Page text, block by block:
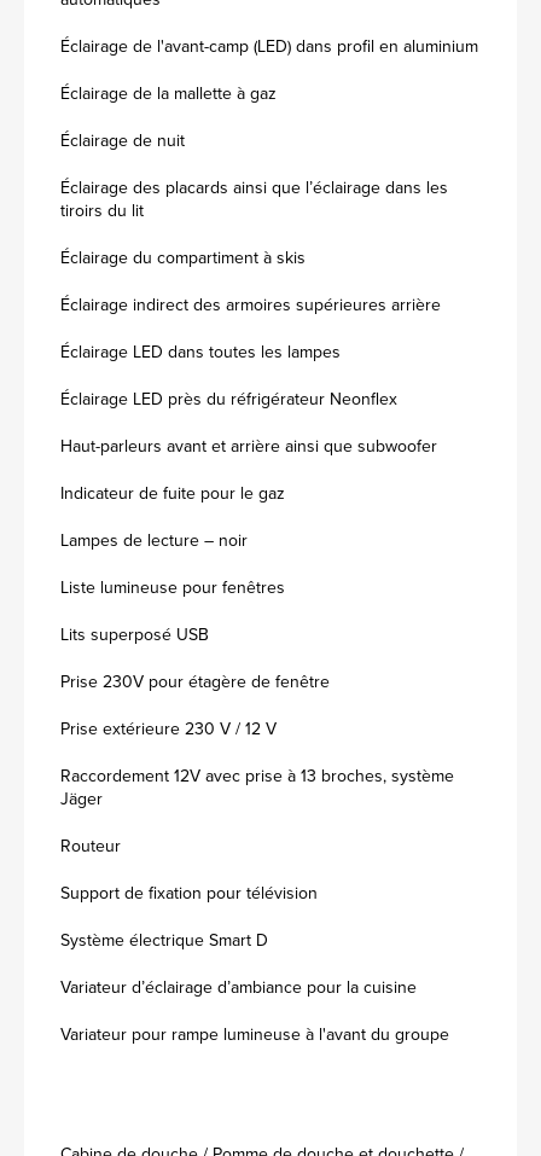
Éclairage de l'avant-camp (LED) dans profil en aluminium
Éclairage de la mallette à gaz
Éclairage de nuit
Éclairage des placards ainsi que l’éclairage dans les
tiroirs du lit
Éclairage du compartiment à skis
Éclairage indirect des armoires supérieures arrière
Éclairage LED dans toutes les lampes
Éclairage LED près du réfrigérateur Neonflex
Haut-parleurs avant et arrière ainsi que subwoofer
Indicateur de fuite pour le gaz
Lampes de lecture – noir
Liste lumineuse pour fenêtres
Lits superposé USB
Prise 230V pour étagère de fenêtre
Prise extérieure 230 V / 12 V
Raccordement 12V avec prise à 13 broches, système
Jäger
Routeur
Support de fixation pour télévision
Système électrique Smart D
Variateur d’éclairage d’ambiance pour la cuisine
Variateur pour rampe lumineuse à l'avant du groupe